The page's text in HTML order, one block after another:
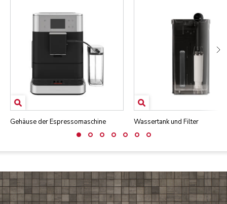
Gehäuse der Espressomaschine Wassertank und Filter